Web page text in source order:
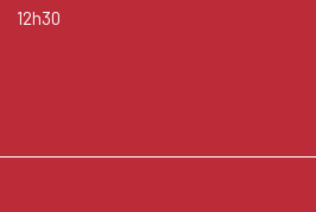
12h30